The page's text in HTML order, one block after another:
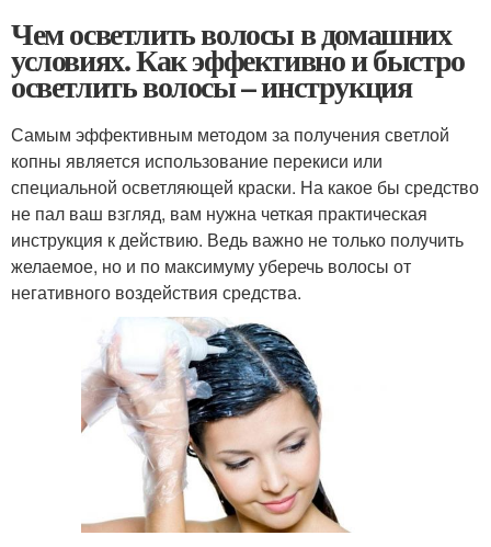
Чем осветлить волосы в домашних
условиях. Как эффективно и быстро
осветлить волосы – инструкция
Самым эффективным методом за получения светлой
копны является использование перекиси или
специальной осветляющей краски. На какое бы средство
не пал ваш взгляд, вам нужна четкая практическая
инструкция к действию. Ведь важно не только получить
желаемое, но и по максимуму уберечь волосы от
негативного воздействия средства.